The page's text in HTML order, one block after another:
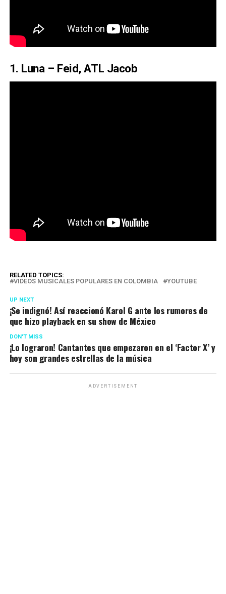
1. Luna – Feid, ATL Jacob
RELATED TOPICS:
VIDEOS MUSICALES POPULARES EN COLOMBIA
YOUTUBE
UP NEXT
¡Se indignó! Así reaccionó Karol G ante los rumores de
que hizo playback en su show de México
DON'T MISS
¡Lo lograron! Cantantes que empezaron en el ‘Factor X’ y
hoy son grandes estrellas de la música
ADVERTISEMENT